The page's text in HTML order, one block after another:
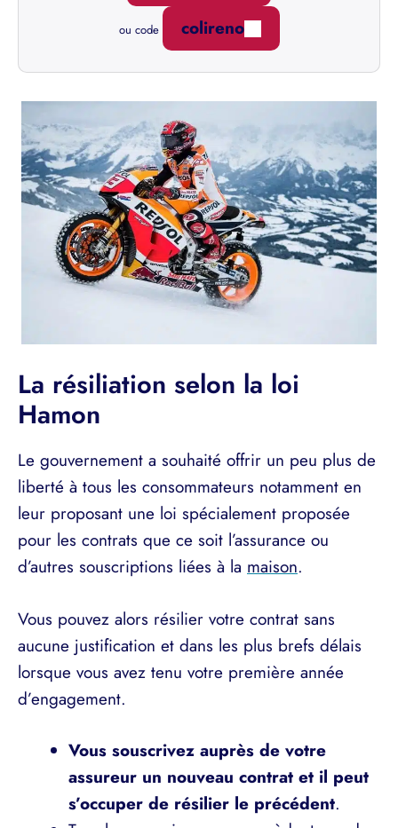
ou code colireno
La résiliation selon la loi
Hamon
Le gouvernement a souhaité offrir un peu plus de
liberté à tous les consommateurs notamment en
leur proposant une loi spécialement proposée
pour les contrats que ce soit l’assurance ou
d’autres souscriptions liées à la maison.
Vous pouvez alors résilier votre contrat sans
aucune justification et dans les plus brefs délais
lorsque vous avez tenu votre première année
d’engagement.
Vous souscrivez auprès de votre
assureur un nouveau contrat et il peut
s’occuper de résilier le précédent.